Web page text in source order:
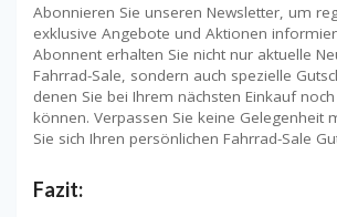
Abonnieren Sie unseren Newsletter, um
exklusive Angebote und Aktionen
Abonnent erhalten Sie nicht nur aktuelle
Fahrrad-Sale, sondern auch spezielle
denen Sie bei Ihrem nächsten Einkauf
können. Verpassen Sie keine Gelegenheit
Sie sich Ihren persönlichen Fahrrad-Sale
Fazit: